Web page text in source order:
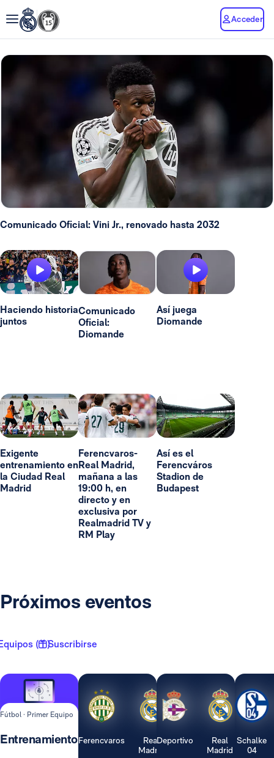
Acceder
Comunicado Oficial: Vini Jr., renovado hasta 2032
Haciendo historia
juntos
Comunicado
Oficial:
Diomande
Así juega
Diomande
Exigente
entrenamiento en
la Ciudad Real
Madrid
Ferencvaros-
Real Madrid,
mañana a las
19:00 h, en
directo y en
exclusiva por
Realmadrid TV y
RM Play
Así es el
Ferencváros
Stadion de
Budapest
Próximos eventos
( 1 )Suscribirse
Fútbol · Primer Equipo
EntrenamientoFerencvaros
Real
Madrid
Deportivo
Real
Madrid
Schalke
04